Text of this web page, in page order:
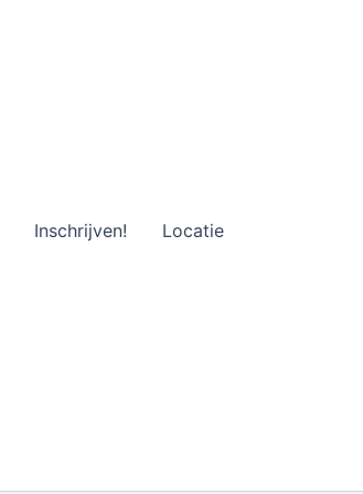
Inschrijven!
Locatie